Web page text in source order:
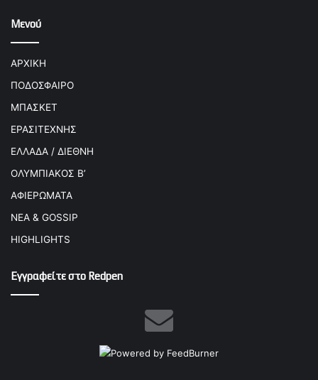
Μενού
ΑΡΧΙΚΗ
ΠΟΔΟΣΦΑΙΡΟ
ΜΠΑΣΚΕΤ
ΕΡΑΣΙΤΕΧΝΗΣ
ΕΛΛΑΔΑ / ΔΙΕΘΝΗ
ΟΛΥΜΠΙΑΚΟΣ Β’
ΑΦΙΕΡΩΜΑΤΑ
ΝΕΑ & GOSSIP
HIGHLIGHTS
Εγγραφείτε στο Redpen